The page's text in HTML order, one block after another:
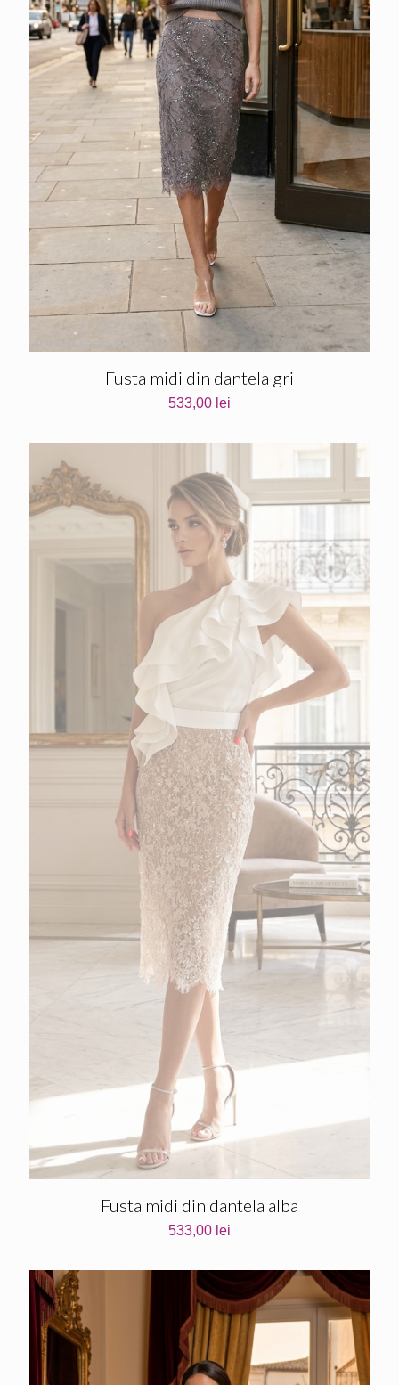
Fusta midi din dantela gri
533,00 lei
Fusta midi din dantela alba
533,00 lei